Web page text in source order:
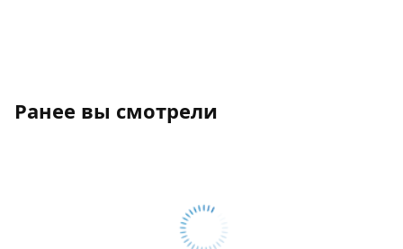
Ранее вы смотрели